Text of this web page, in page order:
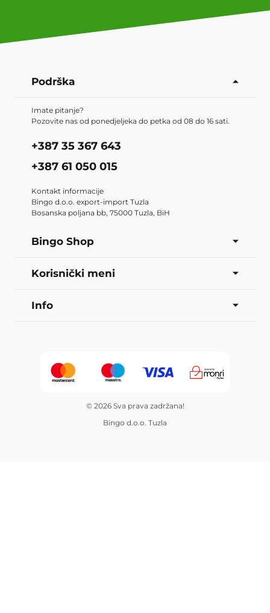
Podrška
Imate pitanje?
Pozovite nas od ponedjeljeka do petka od 08 do 16 sati.
+387 35 367 643
+387 61 050 015
Kontakt informacije
Bingo d.o.o. export-import Tuzla
Bosanska poljana bb, 75000 Tuzla, BiH
Bingo Shop
Korisnički meni
Info
© 2026 Sva prava zadržana!
Bingo d.o.o. Tuzla